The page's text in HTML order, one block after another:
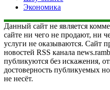
Экономика
Данный сайт не является
сайте ни чего не продают, ни
услуги не оказываются. Сайт
новостей RSS канала
публикуются без искажения,
достоверность публикуемых
не несёт.